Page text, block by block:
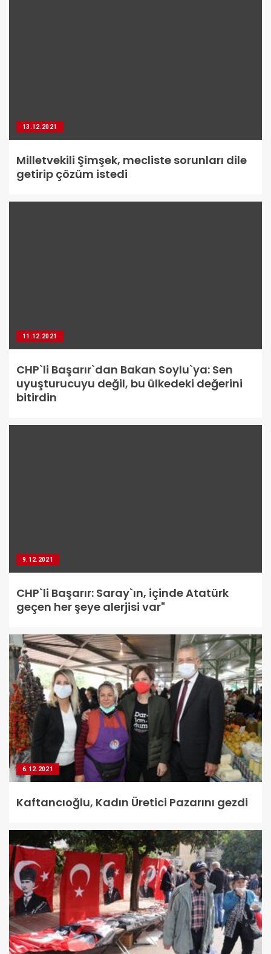
13.12.2021
Milletvekili Şimşek, mecliste sorunları dile
getirip çözüm istedi
11.12.2021
CHP`li Başarır`dan Bakan Soylu`ya: Sen
uyuşturucuyu değil, bu ülkedeki değerini
bitirdin
9.12.2021
CHP`li Başarır: Saray`ın, içinde Atatürk
geçen her şeye alerjisi var"
6.12.2021
Kaftancıoğlu, Kadın Üretici Pazarını gezdi